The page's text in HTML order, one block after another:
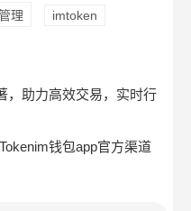
理 imtoken
，助力高效交易，实时行
钱包app官方渠道